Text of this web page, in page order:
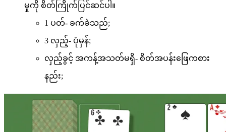
မှုကို စိတ်ကြိုက်ပြင်ဆင်ပါ။
1 ပတ်- ခက်ခဲသည်;
3 လှည့်- ပုံမှန်;
လှည့်ခွင့် အကန့်အသတ်မရှိ- စိတ်အပန်းဖြေကစား
နည်း;